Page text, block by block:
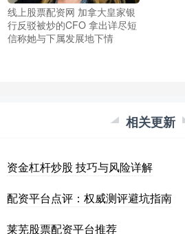
线上股票配资网 加拿大皇家银
行反驳被炒的CFO 拿出详尽短
信称她与下属发展地下情
相关更新
资金杠杆炒股 技巧与风险详解
配资平台点评：权威测评避坑指南
莱芜股票配资平台推荐